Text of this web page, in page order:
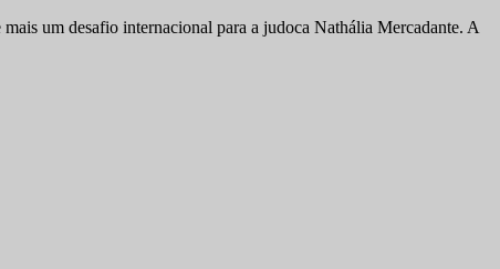
um desafio internacional para a judoca Nathália Mercadante. A